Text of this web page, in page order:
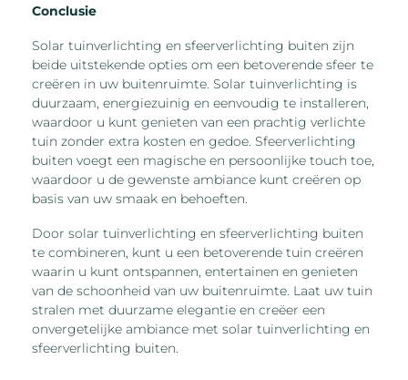
Conclusie
Solar tuinverlichting en sfeerverlichting buiten zijn
beide uitstekende opties om een betoverende sfeer te
creëren in uw buitenruimte. Solar tuinverlichting is
duurzaam, energiezuinig en eenvoudig te installeren,
waardoor u kunt genieten van een prachtig verlichte
tuin zonder extra kosten en gedoe. Sfeerverlichting
buiten voegt een magische en persoonlijke touch toe,
waardoor u de gewenste ambiance kunt creëren op
basis van uw smaak en behoeften.
Door solar tuinverlichting en sfeerverlichting buiten
te combineren, kunt u een betoverende tuin creëren
waarin u kunt ontspannen, entertainen en genieten
van de schoonheid van uw buitenruimte. Laat uw tuin
stralen met duurzame elegantie en creëer een
onvergetelijke ambiance met solar tuinverlichting en
sfeerverlichting buiten.